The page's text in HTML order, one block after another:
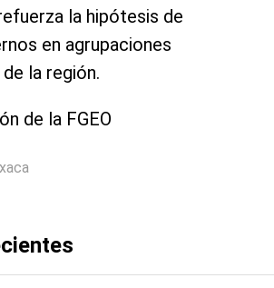
la hipótesis de
en agrupaciones
la región.
de la FGEO